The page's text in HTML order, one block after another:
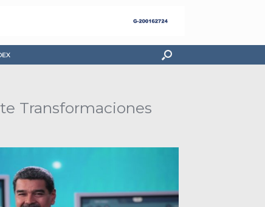
Transformaciones